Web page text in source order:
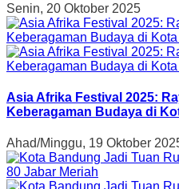
Senin, 20 Oktober 2025
Asia Afrika Festival 2025:
Keberagaman Budaya di
Ahad/Minggu, 19 Oktober